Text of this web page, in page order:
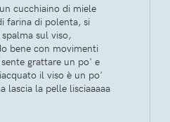
cucchiaino di miele
farina di polenta, si
sul viso,
bene con movimenti
grattare un po' e
il viso è un po'
lascia la pelle lisciaaaaa